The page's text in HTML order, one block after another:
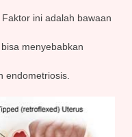
ini adalah bawaan
menyebabkan
endometriosis.